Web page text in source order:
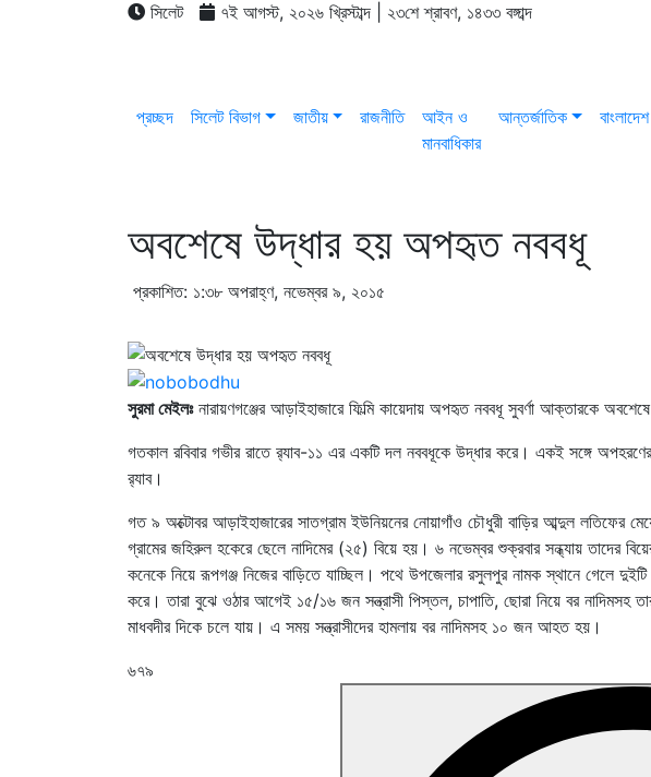
সিলেট ৭ই আগস্ট, ২০২৬ খ্রিস্টাব্দ | ২৩শে শ্রাবণ, ১৪৩৩ বঙ্গাব্দ
প্রচ্ছদ সিলেট বিভাগ জাতীয় রাজনীতি
আইন ও
মানবাধিকার
আন্তর্জাতিক বাংলাদেশ
অবশেষে উদ্ধার হয় অপহৃত নববধূ
প্রকাশিত: ১:৩৮ অপরাহ্ণ, নভেম্বর ৯, ২০১৫
সুরমা মেইলঃনারায়ণগঞ্জের আড়াইহাজারে ফিল্মি কায়েদায় অপহৃত নববধূ সুবর্ণা আক্তারকে
গতকাল রবিবার গভীর রাতে র‌্যাব-১১ এর একটি দল নববধূকে উদ্ধার করে। একই সঙ্গে
র‌্যাব।
গত ৯ অক্টোবর আড়াইহাজারের সাতগ্রাম ইউনিয়নের নোয়াগাঁও চৌধুরী বাড়ির আব্দুল লতিফের
গ্রামের জহিরুল হকেরে ছেলে নাদিমের (২৫) বিয়ে হয়। ৬ নভেম্বর শুক্রবার সন্ধ্যায় তাদের
কনেকে নিয়ে রূপগঞ্জ নিজের বাড়িতে যাচ্ছিল। পথে উপজেলার রসুলপুর নামক স্থানে গেলে
করে। তারা বুঝে ওঠার আগেই ১৫/১৬ জন সন্ত্রাসী পিস্তল, চাপাতি, ছোরা নিয়ে বর নাদিমসহ
মাধবদীর দিকে চলে যায়। এ সময় সন্ত্রাসীদের হামলায় বর নাদিমসহ ১০ জন আহত হয়।
৬৭৯